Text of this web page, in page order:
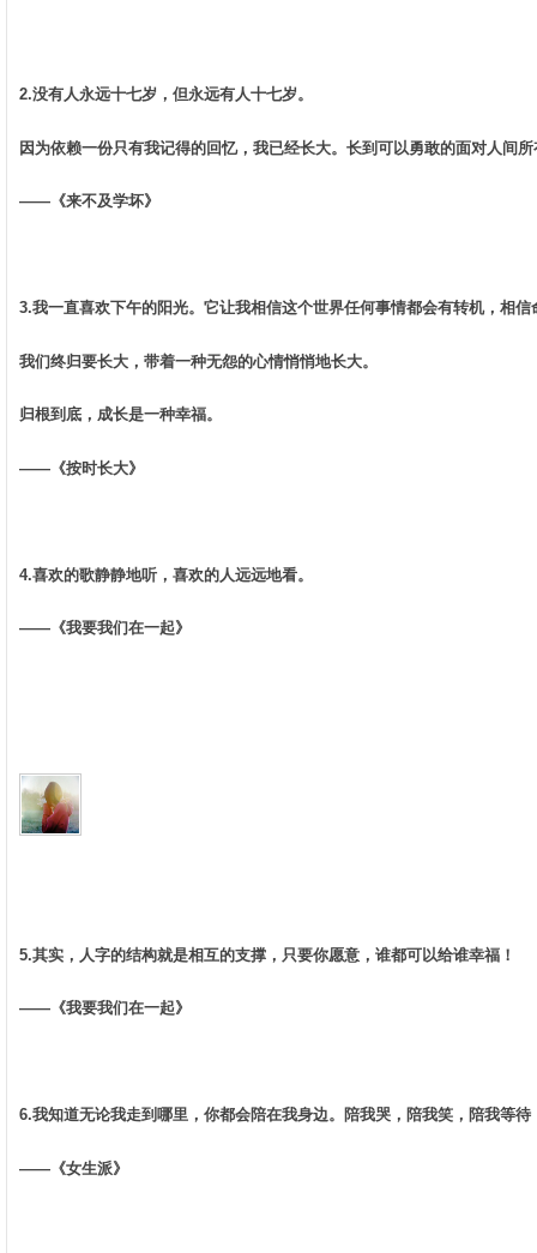
2.没有人永远十七岁，但永远有人十七岁。 ­
因为依赖一份只有我记得的回忆，我已经长大。长到可以勇敢的面对人间
——《来不及学坏》 ­
3.我一直喜欢下午的阳光。它让我相信这个世界任何事情都会有转机，相
我们终归要长大，带着一种无怨的心情悄悄地长大。 ­
归根到底，成长是一种幸福。 ­
——《按时长大》 ­
4.喜欢的歌静静地听，喜欢的人远远地看。 ­
——《我要我们在一起》
5.其实，人字的结构就是相互的支撑，只要你愿意，谁都可以给谁幸福！ ­
——《我要我们在一起》 ­
6.我知道无论我走到哪里，你都会陪在我身边。陪我哭，陪我笑，陪我等待
——《女生派》 ­